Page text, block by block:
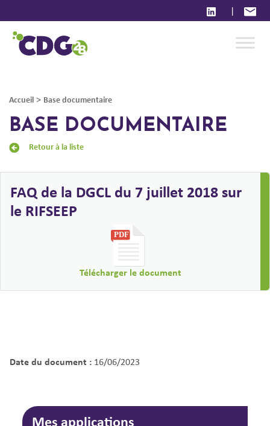
|
Accueil > Base documentaire
BASE DOCUMENTAIRE
Retour à la liste
FAQ de la DGCL du 7 juillet 2018 sur
le RIFSEEP
Télécharger le document
Date du document : 16/06/2023
Mes applications